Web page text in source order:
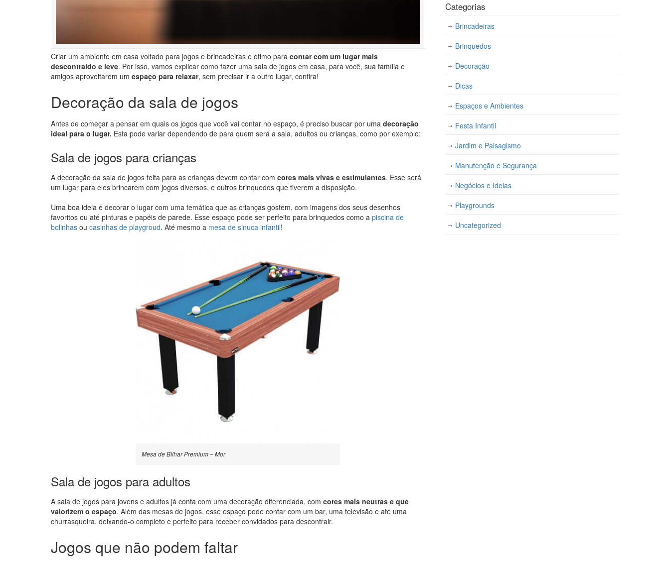
Criar um ambiente em casa voltado para jogos e brincadeiras é ótimo para contar com um lugar mais
descontraído e leve. Por isso, vamos explicar como fazer uma sala de jogos em casa, para você, sua família e
amigos aproveitarem um espaço para relaxar, sem precisar ir a outro lugar, confira!
Decoração da sala de jogos
Antes de começar a pensar em quais os jogos que você vai contar no espaço, é preciso buscar por uma decoração
ideal para o lugar. Esta pode variar dependendo de para quem será a sala, adultos ou crianças, como por exemplo:
Sala de jogos para crianças
A decoração da sala de jogos feita para as crianças devem contar com cores mais vivas e estimulantes. Esse será
um lugar para eles brincarem com jogos diversos, e outros brinquedos que tiverem a disposição.
Uma boa ideia é decorar o lugar com uma temática que as crianças gostem, com imagens dos seus desenhos
favoritos ou até pinturas e papéis de parede. Esse espaço pode ser perfeito para brinquedos como a piscina de
bolinhas ou casinhas de playgroud. Até mesmo a mesa de sinuca infantil!
Mesa de Bilhar Premium – Mor
Sala de jogos para adultos
A sala de jogos para jovens e adultos já conta com uma decoração diferenciada, com cores mais neutras e que
valorizem o espaço. Além das mesas de jogos, esse espaço pode contar com um bar, uma televisão e até uma
churrasqueira, deixando-o completo e perfeito para receber convidados para descontrair.
Jogos que não podem faltar
Categorias
Brincadeiras
Brinquedos
Decoração
Dicas
Espaços e Ambientes
Festa Infantil
Jardim e Paisagismo
Manutenção e Segurança
Negócios e Ideias
Playgrounds
Uncategorized